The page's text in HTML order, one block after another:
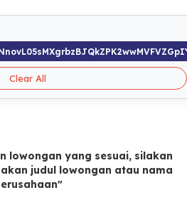
Clear All
lowongan yang sesuai, silakan
judul lowongan atau nama